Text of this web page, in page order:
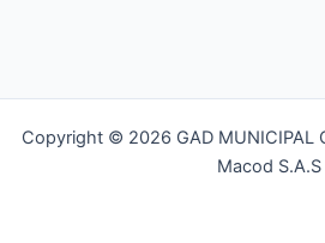
Copyright © 2026 GAD MUNICIPAL
Macod S.A.S